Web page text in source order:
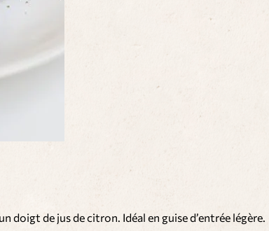
doigt de jus de citron. Idéal en guise d’entrée légère.